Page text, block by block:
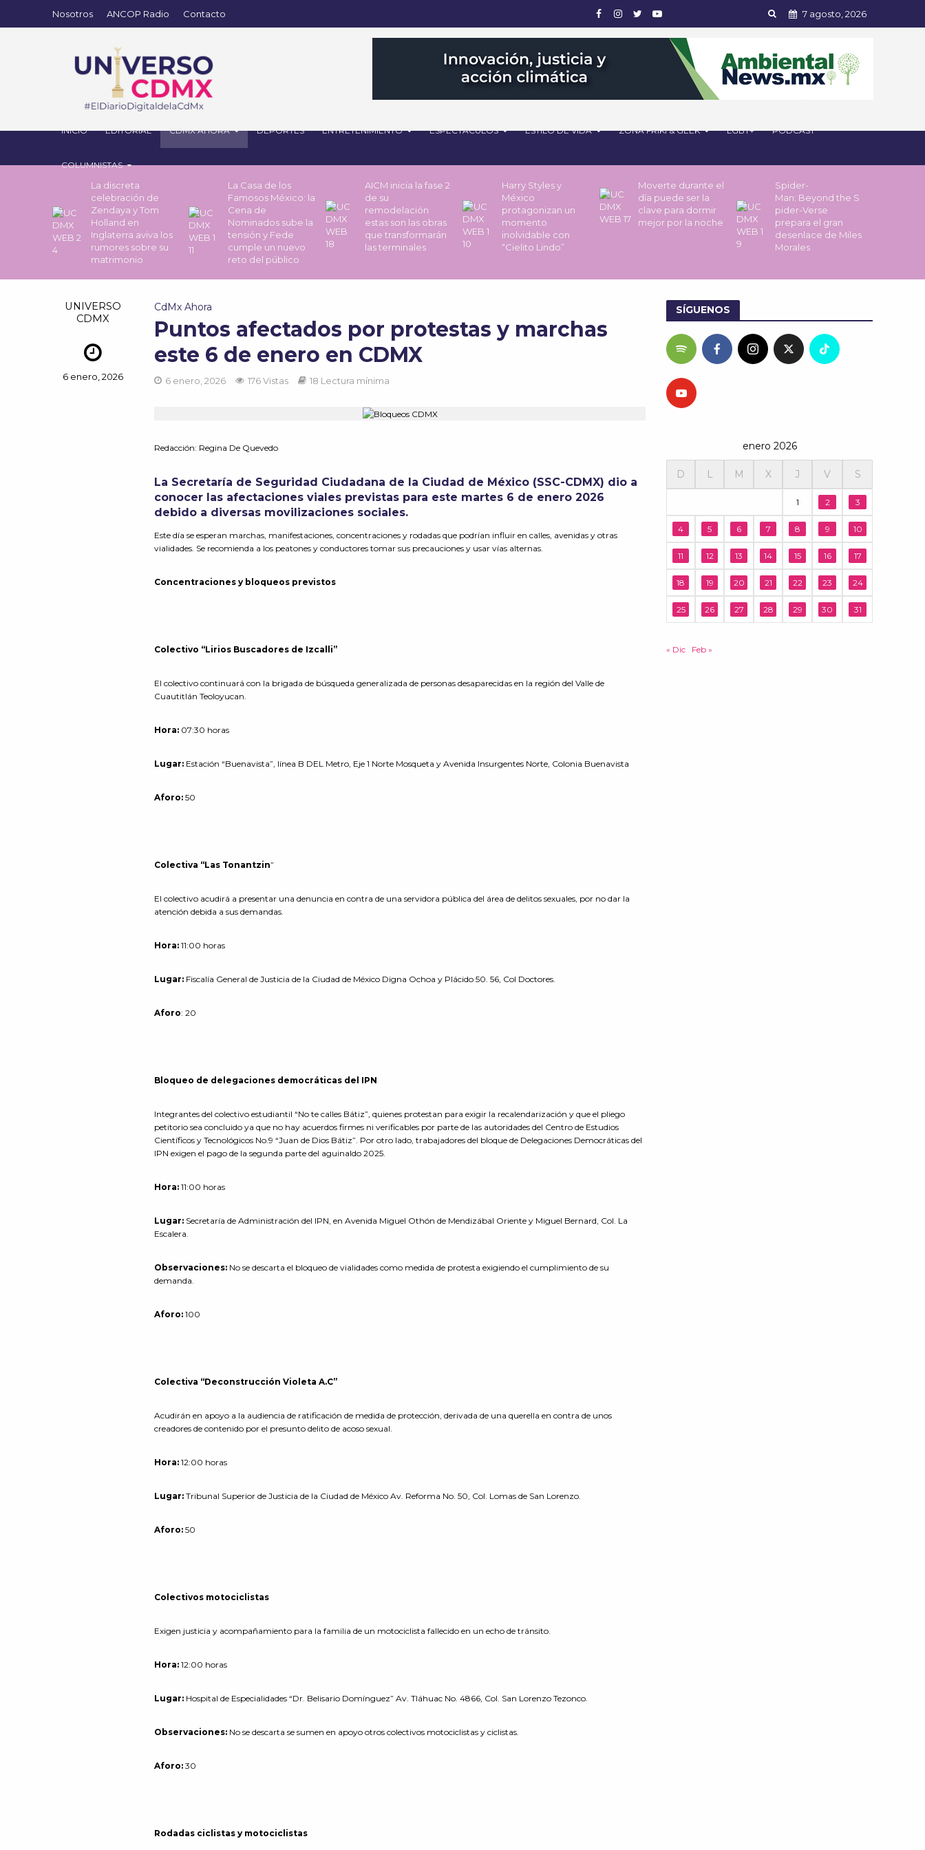
Nosotros ANCOP Radio Contacto 7 agosto, 2026
INICIO EDITORIAL CDMX AHORA DEPORTES ENTRETENIMIENTO ESPECTÁCULOS ESTILO DE VIDA ZONA FRIKI & GEEK LGBT+ PODCAST
COLUMNISTAS
La discreta
celebración de
Zendaya y Tom
Holland en
Inglaterra aviva los
rumores sobre su
matrimonio
La Casa de los
Famosos México: la
Cena de
Nominados sube la
tensión y Fede
cumple un nuevo
reto del público
AICM inicia la fase 2
de su
remodelación
estas son las obras
que transformarán
las terminales
Harry Styles y
México
protagonizan un
momento
inolvidable con
“Cielito Lindo”
Moverte durante el
día puede ser la
clave para dormir
mejor por la noche
Spider-
Man: Beyond the S
pider-Verse
prepara el gran
desenlace de Miles
Morales
UNIVERSO
CDMX
6 enero, 2026
CdMx Ahora
Puntos afectados por protestas y marchas
este 6 de enero en CDMX
6 enero, 2026 176 Vistas 18 Lectura mínima
Redacción: Regina De Quevedo
La Secretaría de Seguridad Ciudadana de la Ciudad de México (SSC-CDMX) dio a
conocer las afectaciones viales previstas para este martes 6 de enero 2026
debido a diversas movilizaciones sociales.
Este día se esperan marchas, manifestaciones, concentraciones y rodadas que podrían influir en calles, avenidas y otras
vialidades. Se recomienda a los peatones y conductores tomar sus precauciones y usar vías alternas.
Concentraciones y bloqueos previstos
Colectivo “Lirios Buscadores de Izcalli”
El colectivo continuará con la brigada de búsqueda generalizada de personas desaparecidas en la región del Valle de
Cuautitlán Teoloyucan.
Hora: 07:30 horas
Lugar: Estación “Buenavista”, línea B DEL Metro, Eje 1 Norte Mosqueta y Avenida Insurgentes Norte, Colonia Buenavista
Aforo:50
Colectiva “Las Tonantzin”
El colectivo acudirá a presentar una denuncia en contra de una servidora pública del área de delitos sexuales, por no dar la
atención debida a sus demandas.
Hora: 11:00 horas
Lugar: Fiscalía General de Justicia de la Ciudad de México Digna Ochoa y Plácido 50. 56, Col Doctores.
Aforo: 20
Bloqueo de delegaciones democráticas del IPN
Integrantes del colectivo estudiantil “No te calles Bátiz”, quienes protestan para exigir la recalendarización y que el pliego
petitorio sea concluido ya que no hay acuerdos firmes ni verificables por parte de las autoridades del Centro de Estudios
Científicos y Tecnológicos No.9 “Juan de Dios Bátiz”. Por otro lado, trabajadores del bloque de Delegaciones Democráticas del
IPN exigen el pago de la segunda parte del aguinaldo 2025.
Hora:11:00 horas
Lugar: Secretaría de Administración del IPN, en Avenida Miguel Othón de Mendizábal Oriente y Miguel Bernard, Col. La
Escalera.
Observaciones: No se descarta el bloqueo de vialidades como medida de protesta exigiendo el cumplimiento de su
demanda.
Aforo: 100
Colectiva “Deconstrucción Violeta A.C”
Acudirán en apoyo a la audiencia de ratificación de medida de protección, derivada de una querella en contra de unos
creadores de contenido por el presunto delito de acoso sexual.
Hora: 12:00 horas
Lugar:Tribunal Superior de Justicia de la Ciudad de México Av. Reforma No. 50, Col. Lomas de San Lorenzo.
Aforo:50
Colectivos motociclistas
Exigen justicia y acompañamiento para la familia de un motociclista fallecido en un echo de tránsito.
Hora: 12:00 horas
Lugar: Hospital de Especialidades “Dr. Belisario Domínguez” Av. Tláhuac No. 4866, Col. San Lorenzo Tezonco.
Observaciones: No se descarta se sumen en apoyo otros colectivos motociclistas y ciclistas.
Aforo: 30
Rodadas ciclistas y motociclistas
SÍGUENOS
enero 2026
D L M X J V S
1 2 3
4 5 6 7 8 9 10
11 12 13 14 15 16 17
18 19 20 21 22 23 24
25 26 27 28 29 30 31
« Dic Feb »